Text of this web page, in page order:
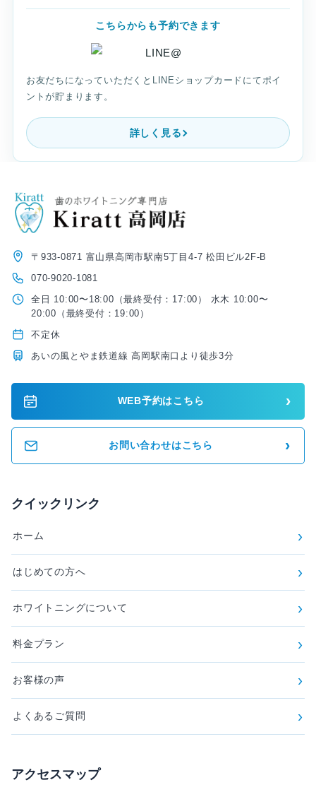
こちらからも予約できます
お友だちになっていただくとLINEショップカードにてポイ
ントが貯まります。
詳しく見る
〒933-0871 富山県高岡市駅南5丁目4-7 松田ビル2F-B
070-9020-1081
全日 10:00〜18:00（最終受付：17:00） 水木 10:00〜
20:00（最終受付：19:00）
不定休
あいの風とやま鉄道線 高岡駅南口より徒歩3分
WEB予約はこちら ›
お問い合わせはこちら ›
クイックリンク
ホーム ›
はじめての方へ ›
ホワイトニングについて ›
料金プラン ›
お客様の声 ›
よくあるご質問 ›
アクセスマップ